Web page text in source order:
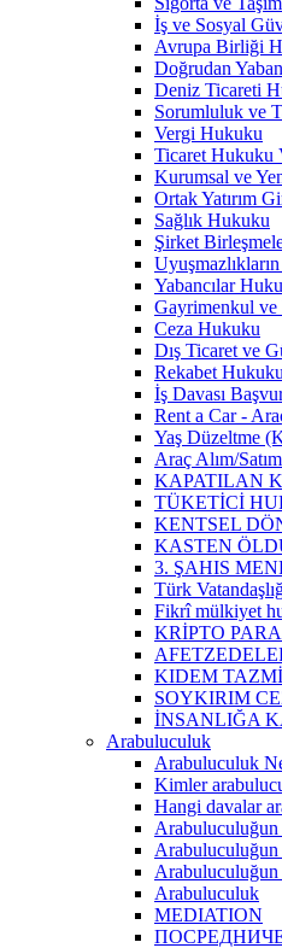
İş ve Sosyal
Avrupa Birliği
Doğrudan
Deniz Ticareti
Sorumluluk ve
Vergi Hukuku
Ticaret Hukuku
Kurumsal ve
Ortak Yatırım
Sağlık Hukuku
Şirket
Yabancılar
Gayrimenkul ve
Ceza Hukuku
Dış Ticaret ve
Rekabet Hukuku
İş Davası
Rent a Car -
Yaş Düzeltme
Araç Alım/
KAPATILAN
TÜKETİCİ
KENTSEL
KASTEN
3. ŞAHIS
Türk
Fikrî mülkiyet
KRİPTO
KIDEM
SOYKIRIM
İNSANLIĞA
Arabuluculuk
Arabuluculuk
Kimler
Hangi davalar
Arabuluculuğun
Arabuluculuk
MEDIATION